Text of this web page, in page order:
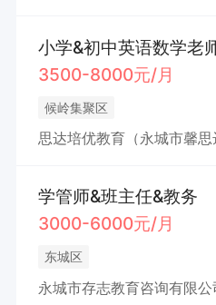
小学&初中英语数学老
3500-8000元/月
候岭集聚区
学管师&班主任&教务
3000-6000元/月
东城区
永城市存志教育咨询有限公